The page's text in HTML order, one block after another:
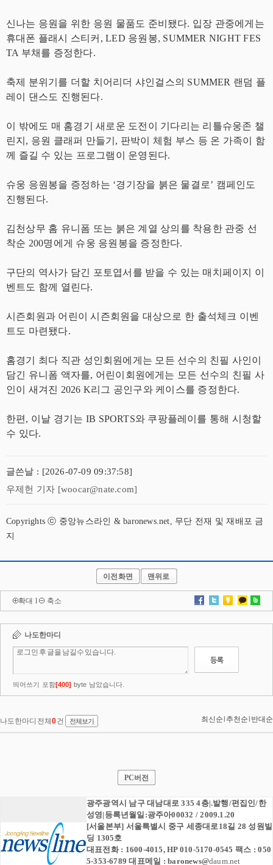
신나는 응원을 위한 응원 물품도 준비됐다. 입장 관중에게는
휴대폰 플래시 스티커, LED 응원봉, SUMMER NIGHT FES
TA 부채를 증정한다.
축제 분위기를 더할 치어리더 샤인걸스의 SUMMER 랜덤 플
레이 댄스도 진행된다.
이 밖에도 매 홈경기 새로운 도전이 기다리는 리틀슈웅존 챌
린지, 응원 클래퍼 만들기, 판박이 체험 부스 등 온 가족이 함
께 즐길 수 있는 프로그램이 운영된다.
슈웅 응원봉을 증정하는 ‘경기장을 붉은 물결로’ 캠페인도
진행된다.
김천상무 홈 유니폼 또는 붉은 계열 상의를 착용한 관중 선
착순 200명에게 슈웅 응원봉을 증정한다.
구단의 역사가 담긴 포토엽서를 받을 수 있는 매치페이지 이
벤트도 함께 열린다.
시즌회원과 어린이 시즌회원을 대상으로 한 출석체크 이벤
트도 마련됐다.
홈경기 최다 직관 성인회원에게는 모든 선수의 친필 사인이
담긴 유니폼 액자를, 어린이회원에게는 모든 선수의 친필 사
인이 새겨진 2026 K리그 공인구와 케이스를 증정한다.
한편, 이날 경기는 IB SPORTS와 쿠팡플레이를 통해 시청할
수 있다.
글쓴날 : [2026-07-09 09:37:58]
우제헌 기자 [woocar@nate.com]
Copyrights ⓒ 중앙뉴스라인 & baronews.net, 무단 전재 및 재배포 금
지
이전화면 맨위로
확대 l 축소
PC버전
광주광역시 남구 대남대로 335 4층|.발행/편집인/한
성영|등록년월일:광주아00032 / 2009.1.20
[서울본부] 서울특별시 중구 세종대로18길 28 성원빌
딩 1305호
대표전화 : 1600-4015, HP 010-5170-0545 팩스 : 050
5-353-6789 대표메일 :baronews@daum.net